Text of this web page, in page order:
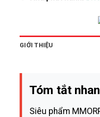
GIỚI THIỆU
Tóm tắt
Siêu phẩm